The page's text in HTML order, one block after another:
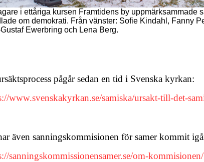
i ettåriga kursen Framtidens by uppmärksammade
om demokrati. Från vänster: Sofie Kindahl, Fanny
Ewerbring och Lena Berg.
pågår sedan en tid i Svenska kyrkan:
www.svenskakyrkan.se/samiska/ursakt-till-det-
även sanningskommisionen för samer kommit
sanningskommissionensamer.se/om-kommisionen/